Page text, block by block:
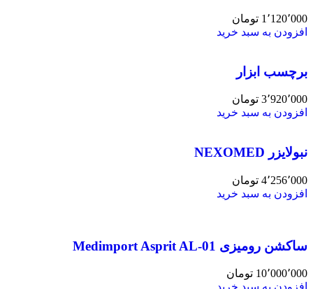
1٬120٬000 تومان
افزودن به سبد خرید
برچسب ابزار
3٬920٬000 تومان
افزودن به سبد خرید
نبولایزر NEXOMED
4٬256٬000 تومان
افزودن به سبد خرید
ساکشن رومیزی Medimport Asprit AL-01
10٬000٬000 تومان